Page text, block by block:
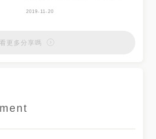
海街80號。 #屏東冰品 #大紅吃
2019-11-20
更多分享嗎